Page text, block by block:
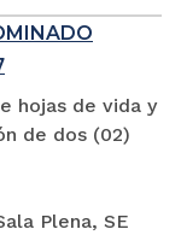
hojas de vida y
de dos (02)
Plena, SE